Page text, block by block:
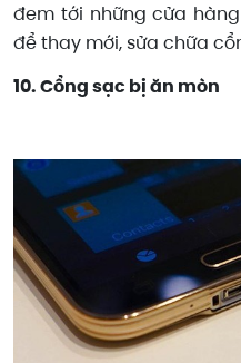
đem tới những cửa
để thay mới, sửa chữa
10. Cổng sạc bị ăn mòn